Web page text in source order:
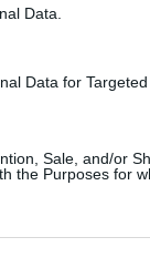
Data.
Data for Targeted
Sale, and/or
the Purposes for
το θέμα
δεν ξέρει
επιτέλους.
η κ.